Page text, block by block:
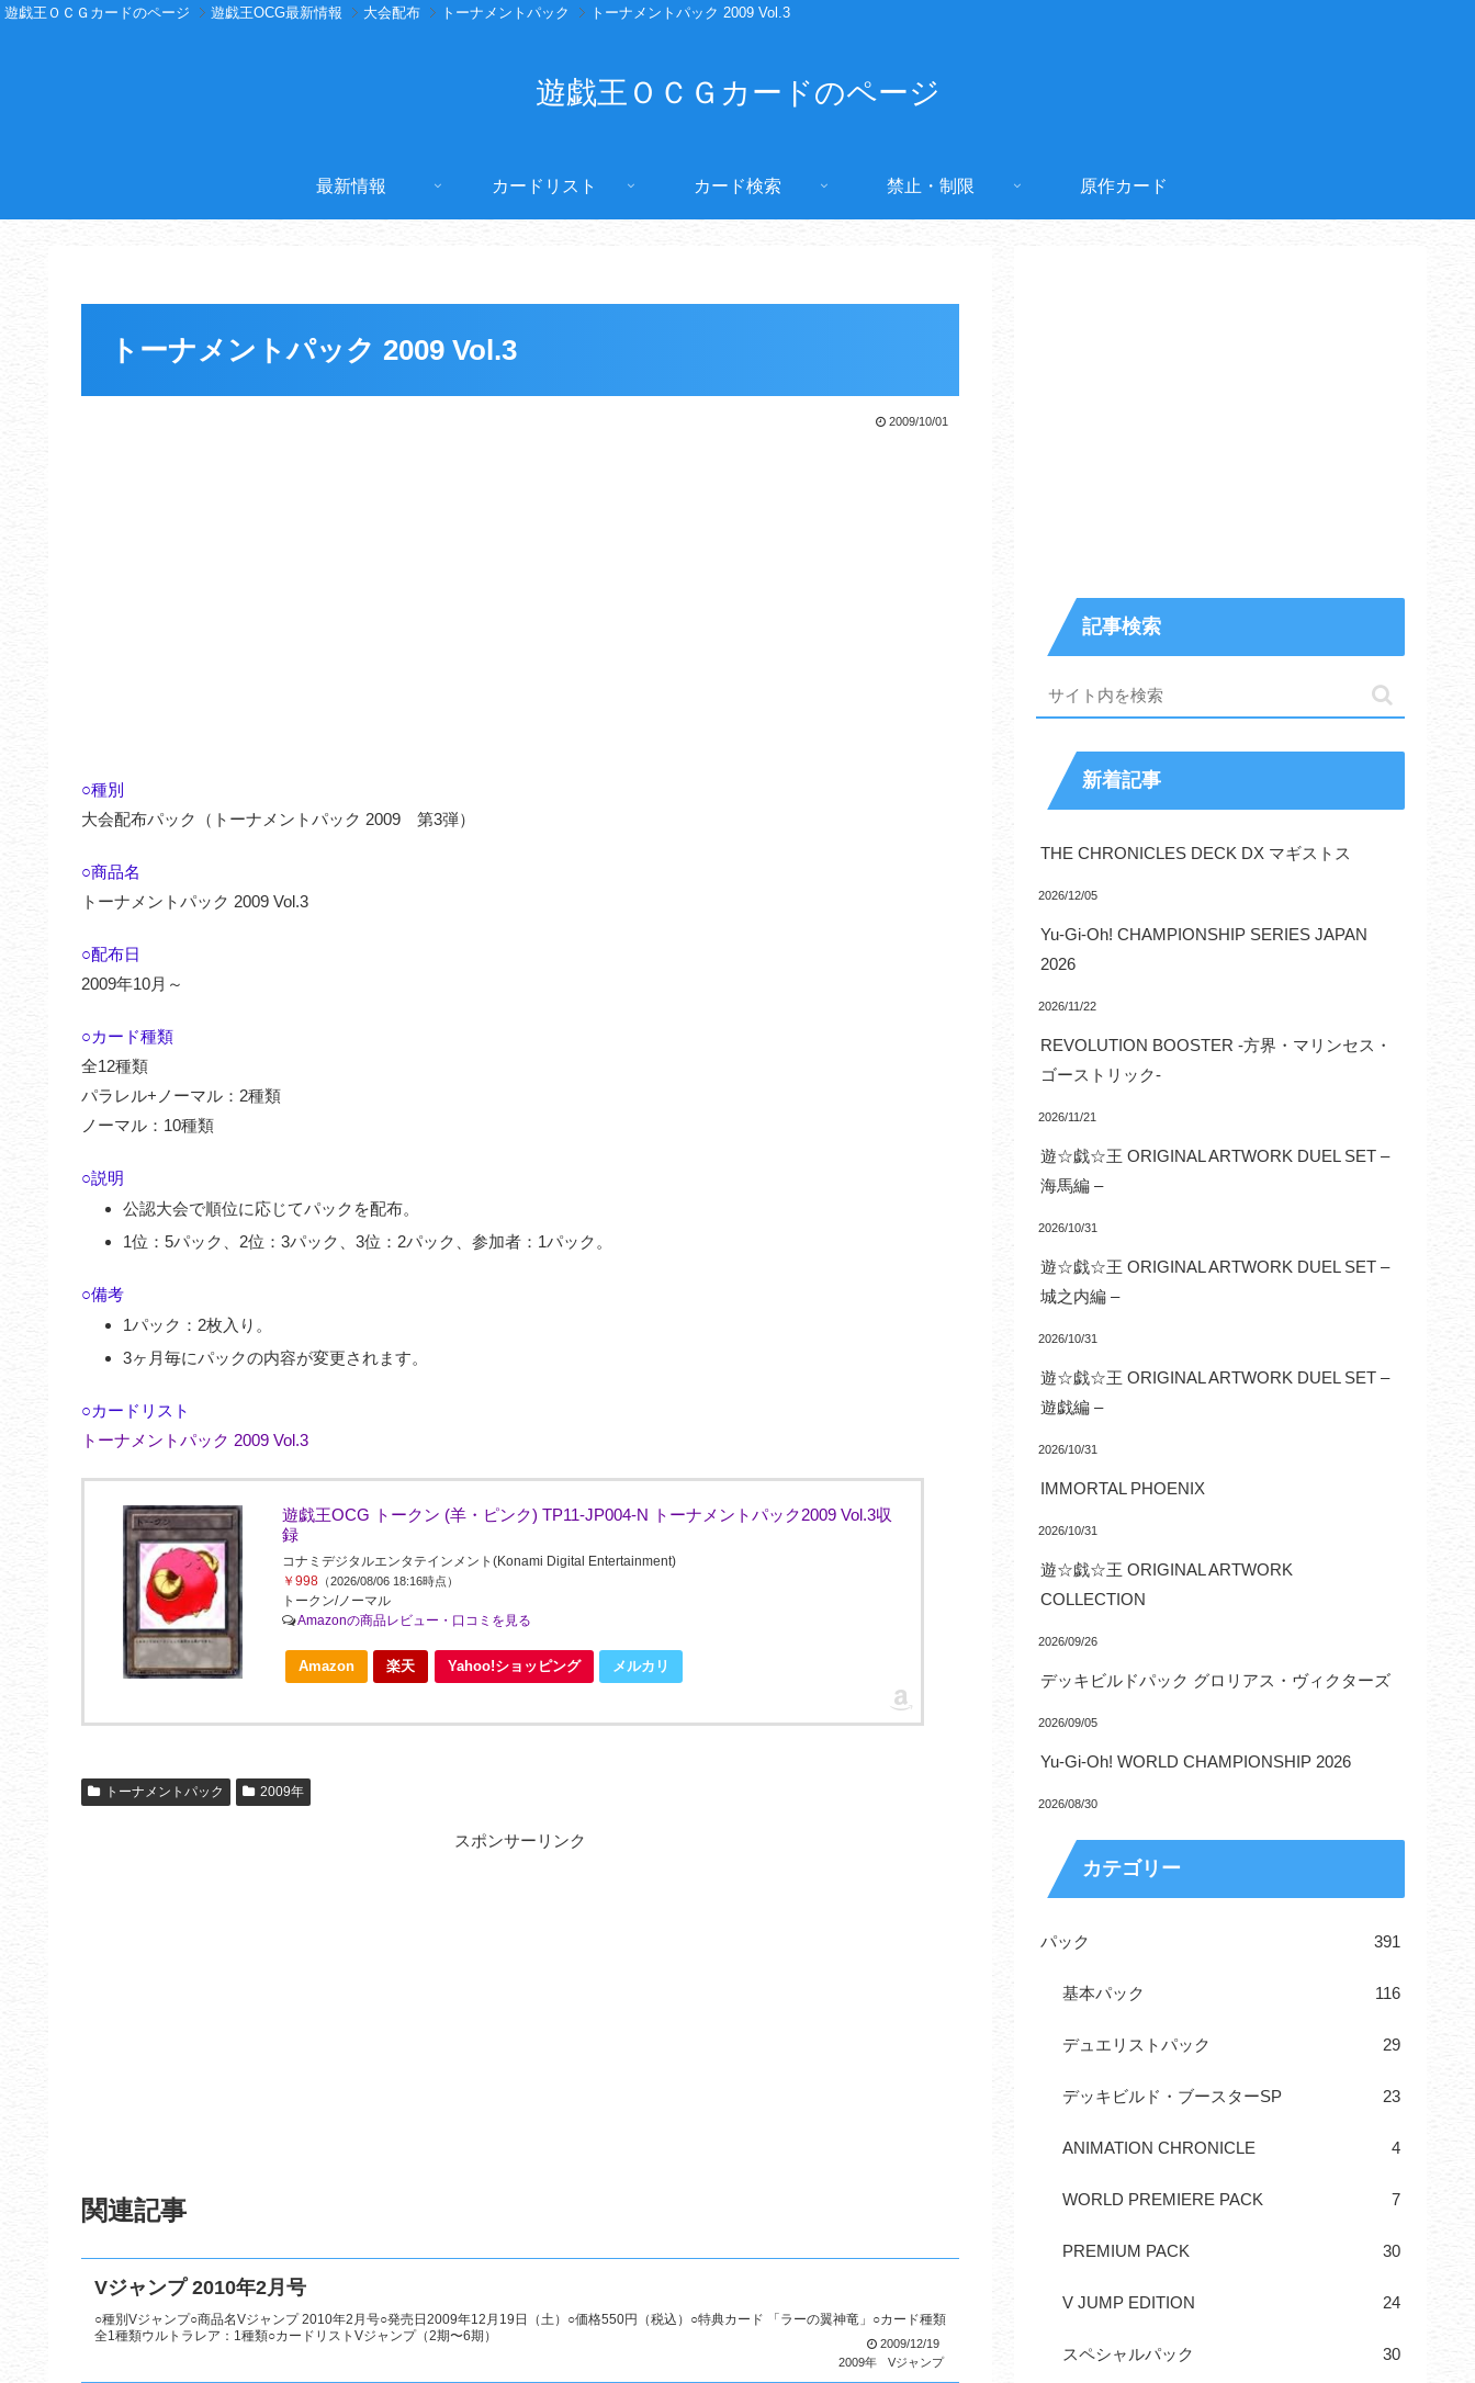
遊戯王ＯＣＧカードのページ 遊戯王OCG最新情報 大会配布 トーナメントパック トーナメントパック 2009 Vol.3
遊戯王ＯＣＧカードのページ
最新情報 カードリスト カード検索 禁止・制限 原作カード
トーナメントパック 2009 Vol.3
2009/10/01
○種別
大会配布パック（トーナメントパック 2009 第3弾）
○商品名
トーナメントパック 2009 Vol.3
○配布日
2009年10月～
○カード種類
全12種類
パラレル+ノーマル：2種類
ノーマル：10種類
○説明
公認大会で順位に応じてパックを配布。
1位：5パック、2位：3パック、3位：2パック、参加者：1パック。
○備考
1パック：2枚入り。
3ヶ月毎にパックの内容が変更されます。
○カードリスト
トーナメントパック 2009 Vol.3
遊戯王OCG トークン (羊・ピンク) TP11-JP004-N トーナメントパック2009 Vol.3収
録
コナミデジタルエンタテインメント(Konami Digital Entertainment)
￥998（2026/08/06 18:16時点）
トークン/ノーマル
Amazonの商品レビュー・口コミを見る
Amazon 楽天 Yahoo!ショッピング メルカリ
トーナメントパック 2009年
スポンサーリンク
関連記事
Vジャンプ 2010年2月号
○種別Vジャンプ○商品名Vジャンプ 2010年2月号○発売日2009年12月19日（土）○価格550円（税込）○特典カード 「ラーの翼神竜」○カード種類
全1種類ウルトラレア：1種類○カードリストVジャンプ（2期〜6期）
2009/12/19
2009年
Vジャンプ
記事検索
新着記事
THE CHRONICLES DECK DX マギストス
2026/12/05
Yu-Gi-Oh! CHAMPIONSHIP SERIES JAPAN
2026
2026/11/22
REVOLUTION BOOSTER -方界・マリンセス・
ゴーストリック-
2026/11/21
遊☆戯☆王 ORIGINAL ARTWORK DUEL SET –
海馬編 –
2026/10/31
遊☆戯☆王 ORIGINAL ARTWORK DUEL SET –
城之内編 –
2026/10/31
遊☆戯☆王 ORIGINAL ARTWORK DUEL SET –
遊戯編 –
2026/10/31
IMMORTAL PHOENIX
2026/10/31
遊☆戯☆王 ORIGINAL ARTWORK
COLLECTION
2026/09/26
デッキビルドパック グロリアス・ヴィクターズ
2026/09/05
Yu-Gi-Oh! WORLD CHAMPIONSHIP 2026
2026/08/30
カテゴリー
パック 391
基本パック 116
デュエリストパック 29
デッキビルド・ブースターSP 23
ANIMATION CHRONICLE 4
WORLD PREMIERE PACK 7
PREMIUM PACK 30
V JUMP EDITION 24
スペシャルパック 30